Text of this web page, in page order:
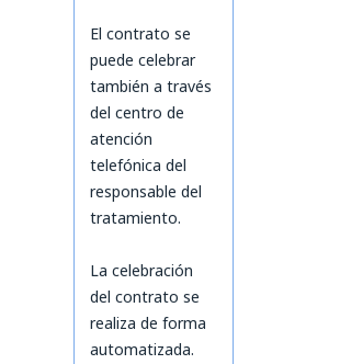
El contrato se
puede celebrar
también a través
del centro de
atención
telefónica del
responsable del
tratamiento.
La celebración
del contrato se
realiza de forma
automatizada.